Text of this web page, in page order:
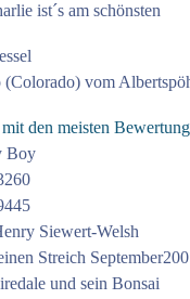
ist´s am schönsten
(Colorado) vom
den meisten
Boy
Siewert-Welsh
Streich
und sein Bonsai